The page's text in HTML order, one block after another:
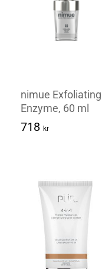
nimue Exfoliating
Enzyme, 60 ml
718 kr